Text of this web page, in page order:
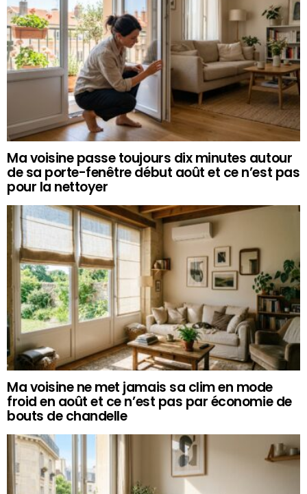
Ma voisine passe toujours dix minutes autour
de sa porte-fenêtre début août et ce n’est pas
pour la nettoyer
Ma voisine ne met jamais sa clim en mode
froid en août et ce n’est pas par économie de
bouts de chandelle